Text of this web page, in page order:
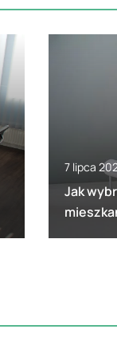
7 lipca
Jak